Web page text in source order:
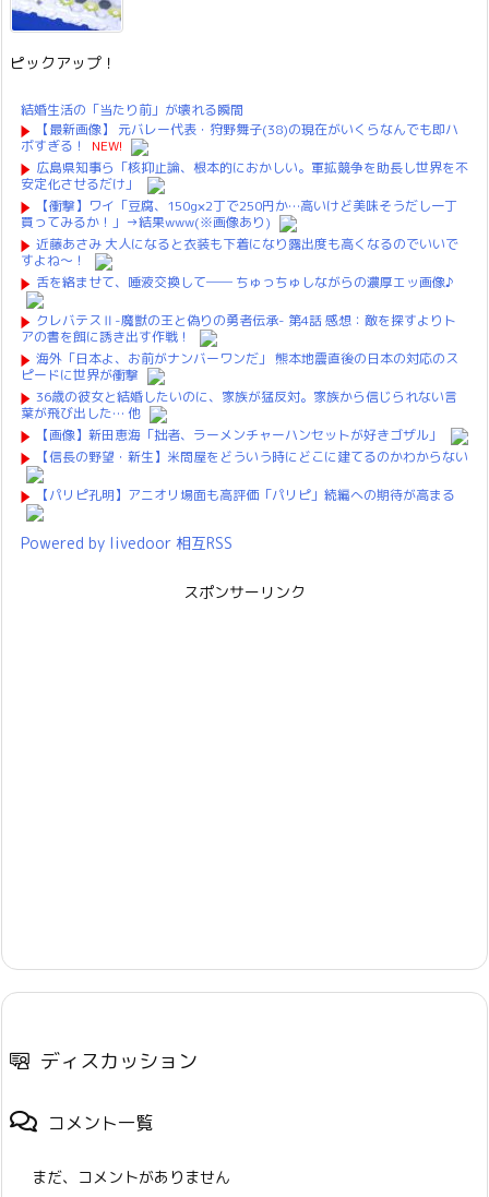
ピックアップ！
結婚生活の「当たり前」が壊れる瞬間
【最新画像】 元バレー代表・狩野舞子(38)の現在がいくらなんでも即ハ
ボすぎる！
NEW!
広島県知事ら「核抑止論、根本的におかしい。軍拡競争を助長し世界を不
安定化させるだけ」
【衝撃】ワイ「豆腐、150g×2丁で250円か…高いけど美味そうだし一丁
買ってみるか！」→結果www(※画像あり)
近藤あさみ 大人になると衣装も下着になり露出度も高くなるのでいいで
すよね～！
舌を絡ませて、唾液交換して── ちゅっちゅしながらの濃厚エッ画像♪
クレバテスⅡ-魔獣の王と偽りの勇者伝承- 第4話 感想：敵を探すよりト
アの書を餌に誘き出す作戦！
海外「日本よ、お前がナンバーワンだ」 熊本地震直後の日本の対応のス
ピードに世界が衝撃
36歳の彼女と結婚したいのに、家族が猛反対。家族から信じられない言
葉が飛び出した… 他
【画像】新田恵海「拙者、ラーメンチャーハンセットが好きゴザル」
【信長の野望・新生】米問屋をどういう時にどこに建てるのかわからない
【パリピ孔明】アニオリ場面も高評価「パリピ」続編への期待が高まる
Powered by livedoor 相互RSS
スポンサーリンク
ディスカッション
コメント一覧
まだ、コメントがありません